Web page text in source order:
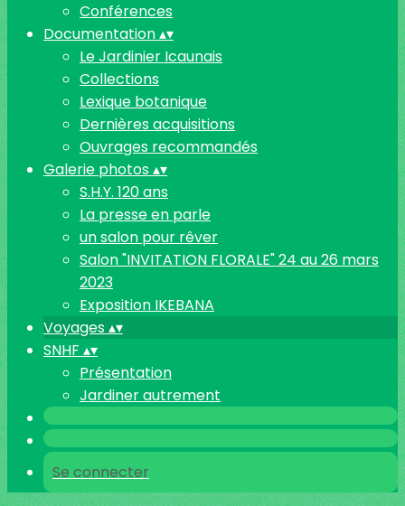
Conférences
Documentation▴▾
Le Jardinier Icaunais
Collections
Lexique botanique
Dernières acquisitions
Ouvrages recommandés
Galerie photos▴▾
S.H.Y. 120 ans
La presse en parle
un salon pour rêver
Salon "INVITATION FLORALE" 24 au 26 mars
2023
Exposition IKEBANA
Voyages▴▾
SNHF ▴▾
Présentation
Jardiner autrement
Se connecter